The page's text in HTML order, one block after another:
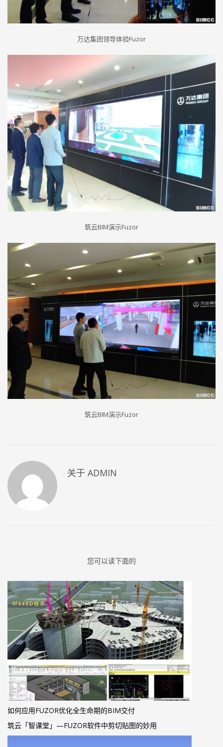
万达集团领导体验Fuzor
筑云BIM演示Fuzor
筑云BIM演示Fuzor
关于 ADMIN
您可以读下面的
如何应用FUZOR优化全生命期的BIM交付
筑云「智课堂」—FUZOR软件中剪切贴图的妙用